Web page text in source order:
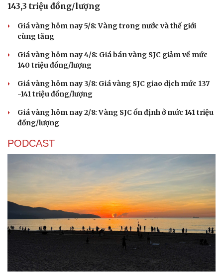
143,3 triệu đồng/lượng
Giá vàng hôm nay 5/8: Vàng trong nước và thế giới
cùng tăng
Giá vàng hôm nay 4/8: Giá bán vàng SJC giảm về mức
140 triệu đồng/lượng
Giá vàng hôm nay 3/8: Giá vàng SJC giao dịch mức 137
-141 triệu đồng/lượng
Giá vàng hôm nay 2/8: Vàng SJC ổn định ở mức 141 triệu
đồng/lượng
PODCAST